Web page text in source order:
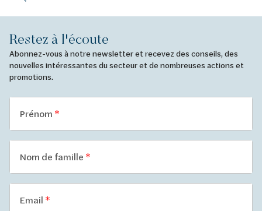
Restez à l'écoute
Abonnez-vous à notre newsletter et recevez des conseils, des
nouvelles intéressantes du secteur et de nombreuses actions et
promotions.
Prénom
Nom de famille
Email